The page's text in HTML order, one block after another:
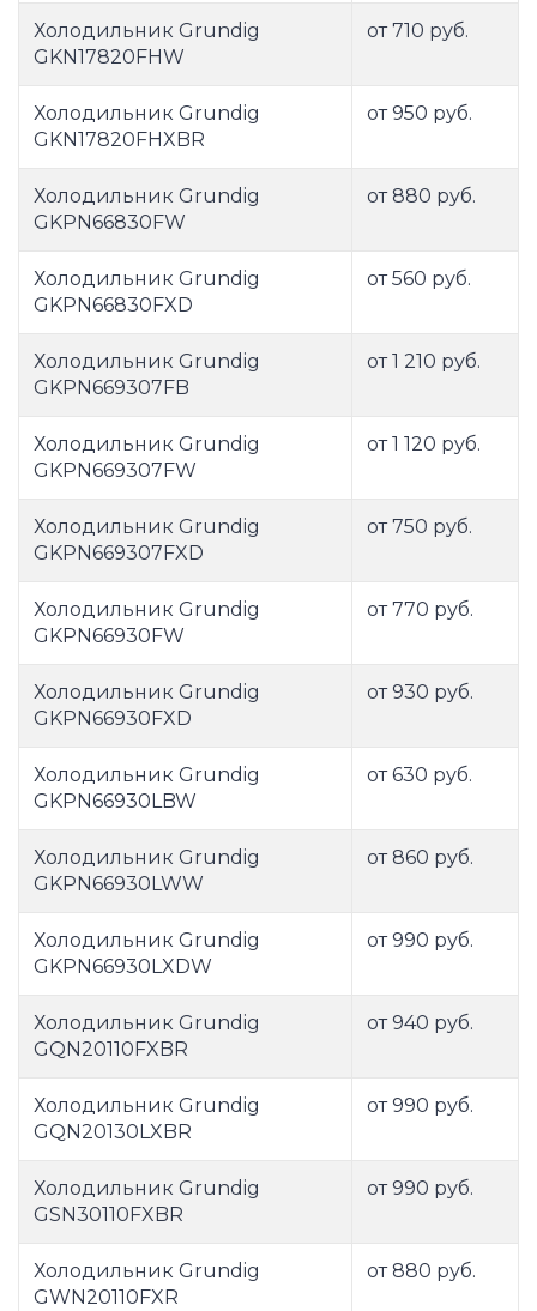
Холодильник Grundig
GKN17820FHW
от 710 руб.
Холодильник Grundig
GKN17820FHXBR
от 950 руб.
Холодильник Grundig
GKPN66830FW
от 880 руб.
Холодильник Grundig
GKPN66830FXD
от 560 руб.
Холодильник Grundig
GKPN669307FB
от 1 210 руб.
Холодильник Grundig
GKPN669307FW
от 1 120 руб.
Холодильник Grundig
GKPN669307FXD
от 750 руб.
Холодильник Grundig
GKPN66930FW
от 770 руб.
Холодильник Grundig
GKPN66930FXD
от 930 руб.
Холодильник Grundig
GKPN66930LBW
от 630 руб.
Холодильник Grundig
GKPN66930LWW
от 860 руб.
Холодильник Grundig
GKPN66930LXDW
от 990 руб.
Холодильник Grundig
GQN20110FXBR
от 940 руб.
Холодильник Grundig
GQN20130LXBR
от 990 руб.
Холодильник Grundig
GSN30110FXBR
от 990 руб.
Холодильник Grundig
GWN20110FXR
от 880 руб.